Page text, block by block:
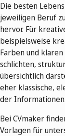
Die besten
jeweiligen Beruf
hervor. Für
beispielsweise
Farben und
schlichten,
übersichtlich
eher klassische,
der Informationen.
Bei CVmaker
Vorlagen für